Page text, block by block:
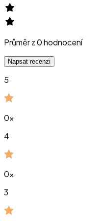
Průměr z0hodnocení
Napsat recenzi
5
0x
4
0x
3